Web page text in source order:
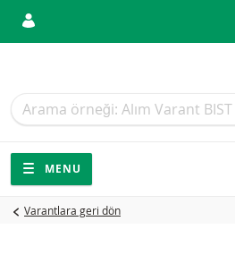
Arama
Arama
Gezinti
Sitede gezinti
MENU
Varantlara geri dön